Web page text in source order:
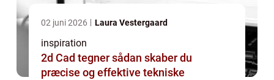
02 juni 2026 Laura Vestergaard
inspiration
2d Cad tegner sådan skaber du
præcise og effektive tekniske